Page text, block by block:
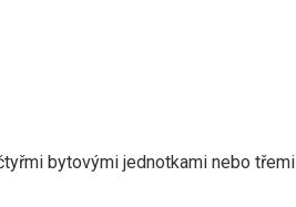
bytovými jednotkami nebo třemi